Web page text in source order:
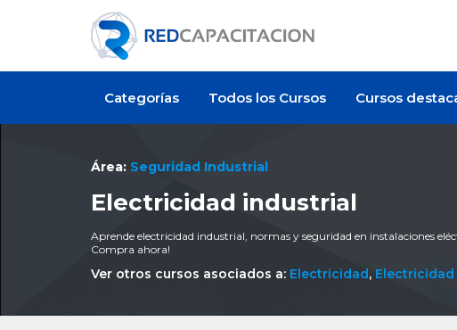
Categorías Todos los Cursos Cursos
Área: Seguridad Industrial
Electricidad industrial
Aprende electricidad industrial, normas y seguridad en instalaciones
Compra ahora!
Ver otros cursos asociados a: Electricidad,